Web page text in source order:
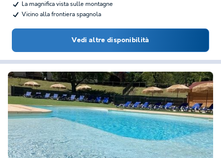
La magnifica vista sulle montagne
Vicino alla frontiera spagnola
Vedi altre disponibilità